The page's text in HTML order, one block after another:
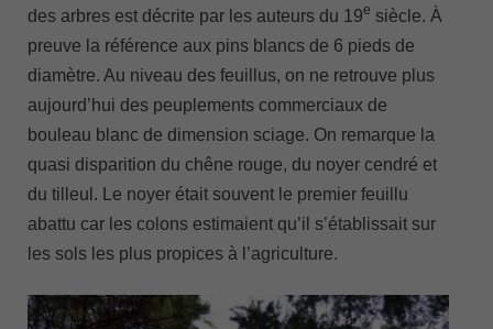
des arbres est décrite par les auteurs du 19e siècle. À
preuve la référence aux pins blancs de 6 pieds de
diamètre. Au niveau des feuillus, on ne retrouve plus
aujourd’hui des peuplements commerciaux de
bouleau blanc de dimension sciage. On remarque la
quasi disparition du chêne rouge, du noyer cendré et
du tilleul. Le noyer était souvent le premier feuillu
abattu car les colons estimaient qu’il s’établissait sur
les sols les plus propices à l’agriculture.